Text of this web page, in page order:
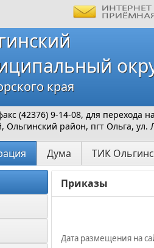
края
(42376) 9-14-08, для перехода
Ольгинский район, пгт Ольга, ул.
Дума ТИК
Приказы
Дата размещения на